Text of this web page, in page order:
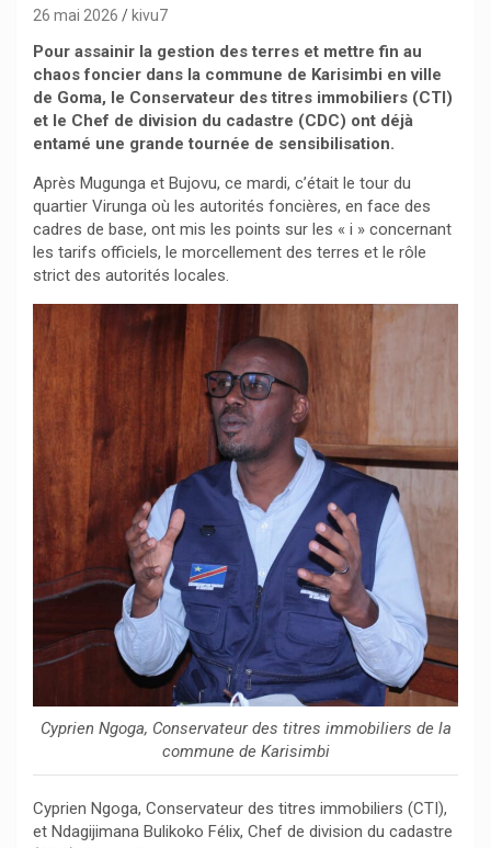
26 mai 2026 kivu7
Pour assainir la gestion des terres et mettre fin au
chaos foncier dans la commune de Karisimbi en ville
de Goma, le Conservateur des titres immobiliers (CTI)
et le Chef de division du cadastre (CDC) ont déjà
entamé une grande tournée de sensibilisation.
Après Mugunga et Bujovu, ce mardi, c’était le tour du
quartier Virunga où les autorités foncières, en face des
cadres de base, ont mis les points sur les « i » concernant
les tarifs officiels, le morcellement des terres et le rôle
strict des autorités locales.
Cyprien Ngoga, Conservateur des titres immobiliers de la
commune de Karisimbi
Cyprien Ngoga, Conservateur des titres immobiliers (CTI),
et Ndagijimana Bulikoko Félix, Chef de division du cadastre